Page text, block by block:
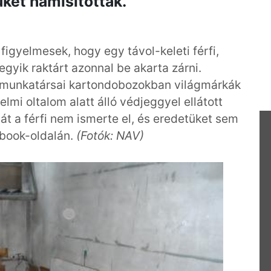
hogy egy távol-keleti férfi,
raktárt azonnal be akarta zárni.
kartondobozokban világmárkák
oltalom alatt álló védjeggyel ellátott
a férfi nem ismerte el, és eredetüket sem
oldalán. (Fotók: NAV)